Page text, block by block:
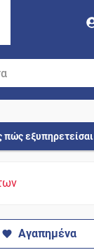
πώς εξυπηρετείσαι
Αγαπημένα